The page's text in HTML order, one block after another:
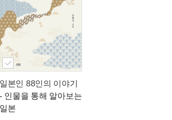
일본인 88인의 이야기
- 인물을 통해 알아보는
일본